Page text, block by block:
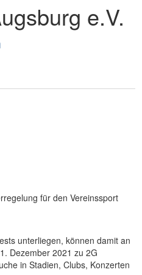
e.V.
für den Vereinssport
unterliegen, können damit an
Dezember 2021 zu 2G
in Stadien, Clubs, Konzerten